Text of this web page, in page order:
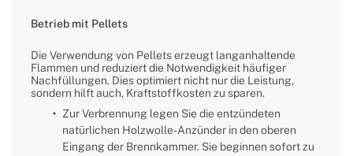
Betrieb mit Pellets
Die Verwendung von Pellets erzeugt langanhaltende
Flammen und reduziert die Notwendigkeit häufiger
Nachfüllungen. Dies optimiert nicht nur die Leistung,
sondern hilft auch, Kraftstoffkosten zu sparen.
Zur Verbrennung legen Sie die entzündeten
natürlichen Holzwolle-Anzünder in den oberen
Eingang der Brennkammer. Sie beginnen sofort zu